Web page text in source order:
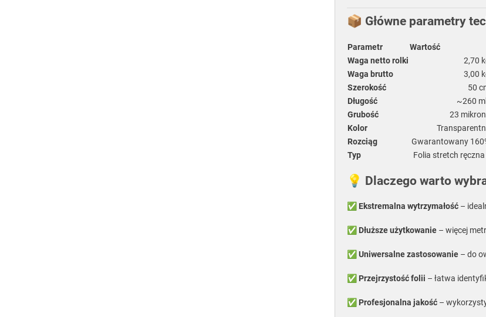
📦 Główne parametry
Parametr
Wartość
Waga netto rolki
2,70
Waga brutto
3,00
Szerokość
50
Długość
~260
Grubość
23
Kolor
Rozciąg
Gwarantowany
Typ
Folia stretch ręczna
💡 Dlaczego warto
✅ Ekstremalna wytrzymałość –
✅ Dłuższe użytkowanie – więcej
✅ Uniwersalne zastosowanie – do
✅ Przejrzystość folii – łatwa
✅ Profesjonalna jakość –